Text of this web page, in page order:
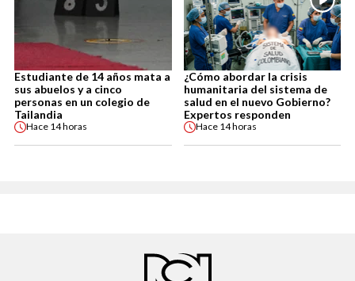
Estudiante de 14 años mata a
sus abuelos y a cinco
personas en un colegio de
Tailandia
Hace 14 horas
¿Cómo abordar la crisis
humanitaria del sistema de
salud en el nuevo Gobierno?
Expertos responden
Hace 14 horas